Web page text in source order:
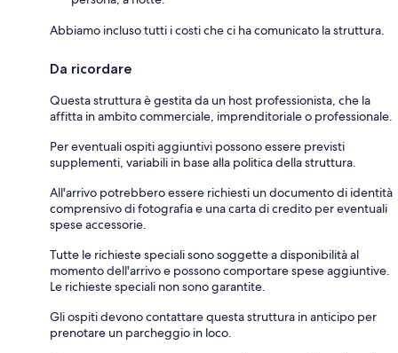
Abbiamo incluso tutti i costi che ci ha comunicato la struttura.
Da ricordare
Questa struttura è gestita da un host professionista, che la
affitta in ambito commerciale, imprenditoriale o professionale.
Per eventuali ospiti aggiuntivi possono essere previsti
supplementi, variabili in base alla politica della struttura.
All'arrivo potrebbero essere richiesti un documento di identità
comprensivo di fotografia e una carta di credito per eventuali
spese accessorie.
Tutte le richieste speciali sono soggette a disponibilità al
momento dell'arrivo e possono comportare spese aggiuntive.
Le richieste speciali non sono garantite.
Gli ospiti devono contattare questa struttura in anticipo per
prenotare un parcheggio in loco.